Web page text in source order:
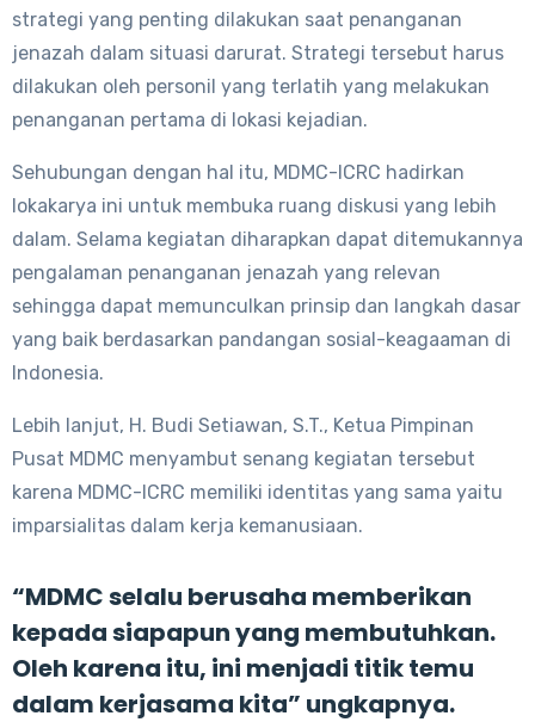
strategi yang penting dilakukan saat penanganan
jenazah dalam situasi darurat. Strategi tersebut harus
dilakukan oleh personil yang terlatih yang melakukan
penanganan pertama di lokasi kejadian.
Sehubungan dengan hal itu, MDMC-ICRC hadirkan
lokakarya ini untuk membuka ruang diskusi yang lebih
dalam. Selama kegiatan diharapkan dapat ditemukannya
pengalaman penanganan jenazah yang relevan
sehingga dapat memunculkan prinsip dan langkah dasar
yang baik berdasarkan pandangan sosial-keagaaman di
Indonesia.
Lebih lanjut, H. Budi Setiawan, S.T., Ketua Pimpinan
Pusat MDMC menyambut senang kegiatan tersebut
karena MDMC-ICRC memiliki identitas yang sama yaitu
imparsialitas dalam kerja kemanusiaan.
“MDMC selalu berusaha memberikan
kepada siapapun yang membutuhkan.
Oleh karena itu, ini menjadi titik temu
dalam kerjasama kita” ungkapnya.